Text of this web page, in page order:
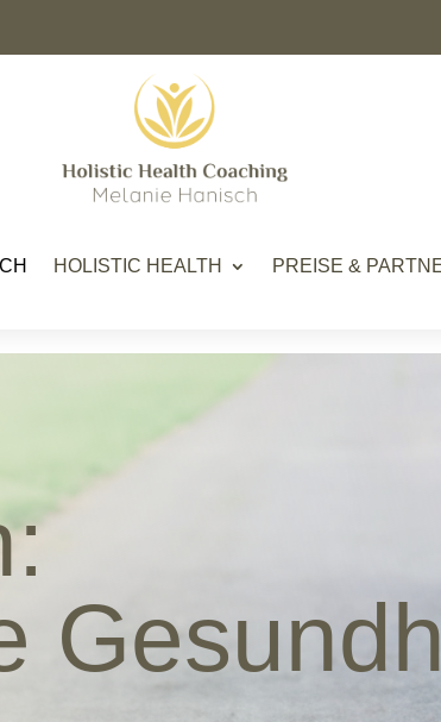
HOLISTIC HEALTH PREISE &